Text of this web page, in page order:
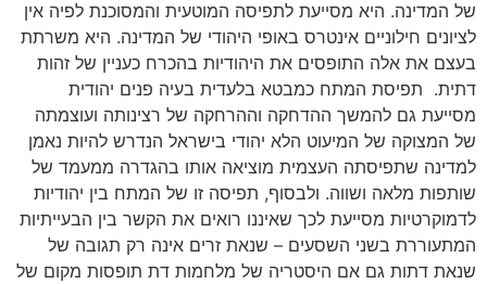
של המדינה. היא מסייעת לתפיסה המוטעית והמסוכנת לפיה אין
לציונים חילוניים אינטרס באופי היהודי של המדינה. היא משרתת
בעצם את אלה התופסים את היהודיות בהכרח כעניין של זהות
דתית. תפיסת המתח כמבטא בלעדית בעיה פנים יהודית
מסייעת גם להמשך ההדחקה וההרחקה של רצינותה ועוצמתה
של המצוקה של המיעוט הלא יהודי בישראל הנדרש להיות נאמן
למדינה שתפיסתה העצמית מוציאה אותו בהגדרה ממעמד של
שותפות מלאה ושווה. ולבסוף, תפיסה זו של המתח בין יהודיות
לדמוקרטיות מסייעת לכך שאיננו רואים את הקשר בין הבעייתיות
המתעוררת בשני השסעים – שנאת זרים אינה רק תגובה של
שנאת דתות גם אם היסטריה של מלחמות דת תופסות מקום של